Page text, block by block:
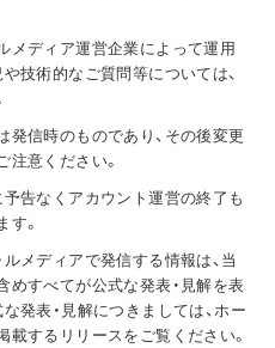
メディア運営企業によって運用
技術的なご質問等については、
信時のものであり、その後変更
意ください。
告なくアカウント運営の終了も
。
メディアで発信する情報は、当
すべてが公式な発表・見解を表
発表・見解につきましては、ホー
するリリースをご覧ください。